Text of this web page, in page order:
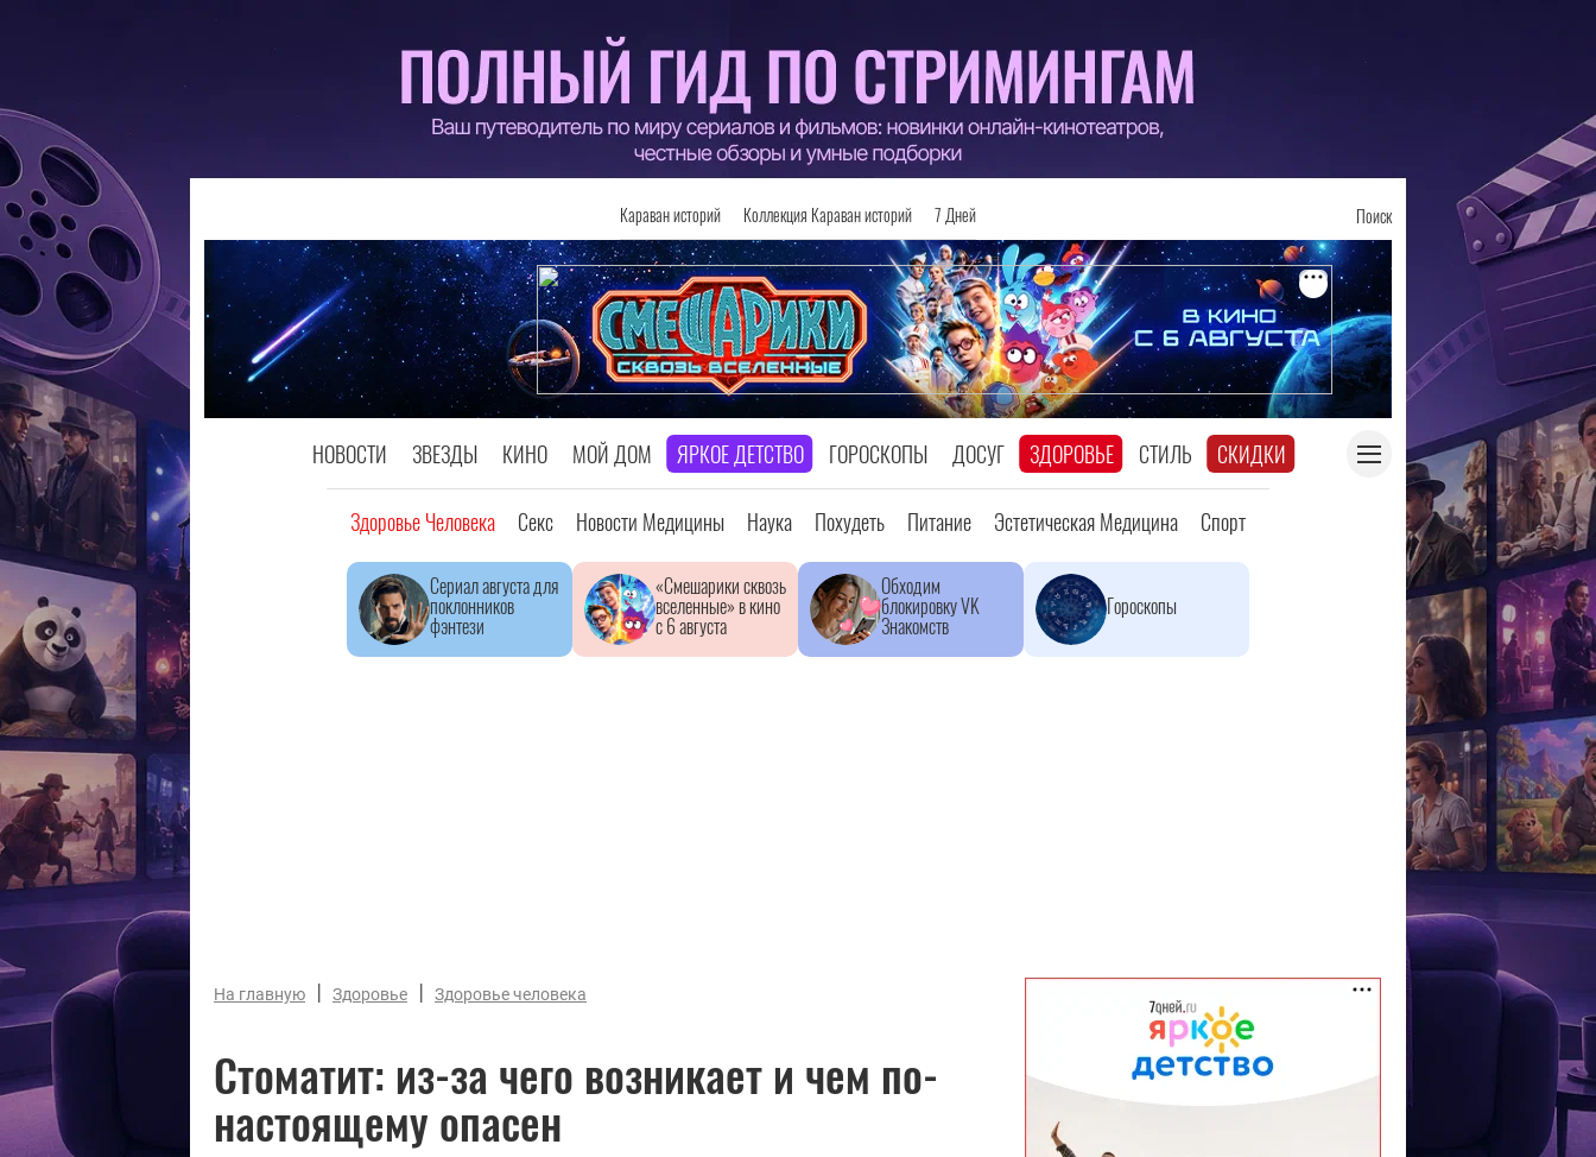
Караван историй Коллекция Караван историй 7 Дней Поиск
НОВОСТИ ЗВЕЗДЫ КИНО МОЙ ДОМ ЯРКОЕ ДЕТСТВО ГОРОСКОПЫ ДОСУГ ЗДОРОВЬЕ СТИЛЬ СКИДКИ
Здоровье Человека Секс Новости Медицины Наука Похудеть Питание Эстетическая Медицина Спорт
Сериал августа для
поклонников
фэнтези
«Смешарики сквозь
вселенные» в кино
с 6 августа
Обходим
блокировку VK
Знакомств
Гороскопы
На главную | Здоровье | Здоровье человека
Стоматит: из-за чего возникает и чем по-
настоящему опасен